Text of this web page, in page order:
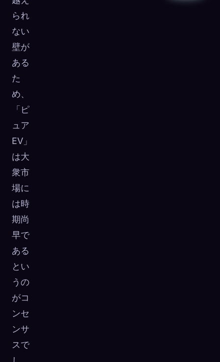
られ
ない
壁が
ある
た
め、
「ピ
ュア
EV」
は大
衆市
場に
は時
期尚
早で
ある
とい
うの
がコ
ンセ
ンサ
スで